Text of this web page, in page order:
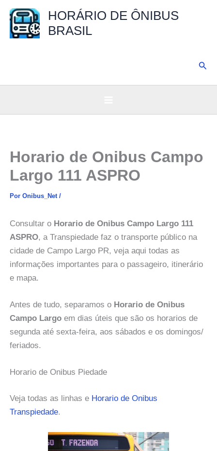
para
HORÁRIO DE ÔNIBUS
BRASIL
Horario de Onibus Campo
Largo 111 ASPRO
Por Onibus_Net /
Consultar o Horario de Onibus Campo Largo 111
ASPRO, a Transpiedade faz o transporte público na
cidade de Campo Largo PR, veja aqui todas as
informações importantes para o passageiro, itinerário
e mapa.
Antes de tudo, separamos o Horario de Onibus
Campo Largo em dias úteis que são os horarios de
segunda até sexta-feira, aos sábados e os domingos/
feriados.
Horario de Onibus Piedade
Veja todas as linhas e Horario de Onibus
Transpiedade.